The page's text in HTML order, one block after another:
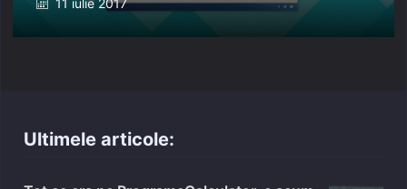
11 iulie 2017
Ultimele articole: